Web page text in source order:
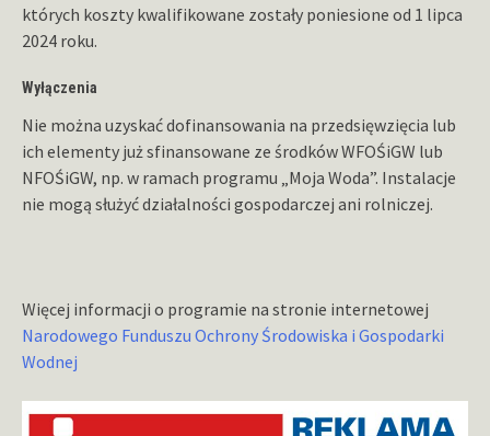
których koszty kwalifikowane zostały poniesione od 1 lipca
2024 roku.
Wyłączenia
Nie można uzyskać dofinansowania na przedsięwzięcia lub
ich elementy już sfinansowane ze środków WFOŚiGW lub
NFOŚiGW, np. w ramach programu „Moja Woda”. Instalacje
nie mogą służyć działalności gospodarczej ani rolniczej.
Więcej informacji o programie na stronie internetowej
Narodowego Funduszu Ochrony Środowiska i Gospodarki
Wodnej